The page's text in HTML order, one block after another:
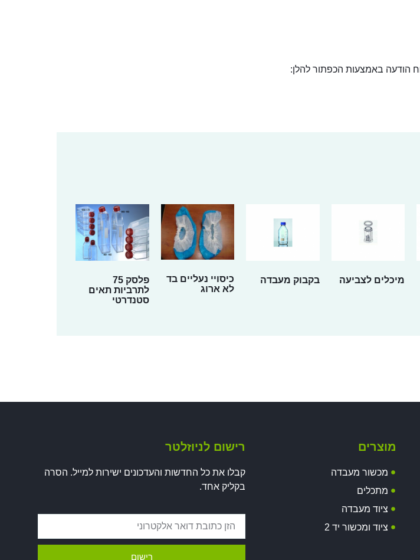
מיכלים לצביעה בקבוק מעבדה
כיסויי נעליים בד
לא ארוג
פלסק 75
לתרביות תאים
סטנדרטי
מוצרים
מכשור מעבדה
מתכלים
ציוד מעבדה
ציוד ומכשור יד 2
רישום לניוזלטר
קבלו את כל החדשות והעדכונים ישירות למייל. הסרה
בקליק אחד.
רישום